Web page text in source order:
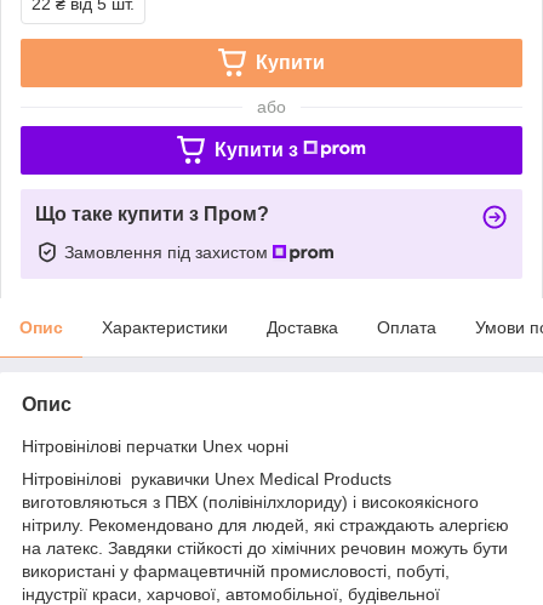
Купити
або
Купити з
Що таке купити з Пром?
Замовлення під захистом
Опис Характеристики Доставка Оплата Умови
Опис
Нітровінілові перчатки Unex чорні
Нітровінілові рукавички Unex Medical Products
виготовляються з ПВХ (полівінілхлориду) і високоякісного
нітрилу. Рекомендовано для людей, які страждають алергією
на латекс. Завдяки стійкості до хімічних речовин можуть бути
використані у фармацевтичній промисловості, побуті,
індустрії краси, харчової, автомобільної, будівельної